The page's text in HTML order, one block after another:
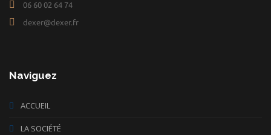
06 60 02 64 74
dexer@dexer.fr
Naviguez
ACCUEIL
LA SOCIÉTÉ